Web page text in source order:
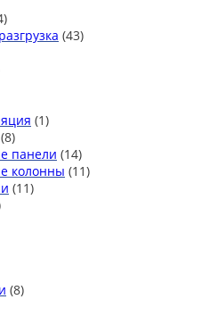
(43)
(1)
(8)
панели (14)
колонны (11)
(11)
(8)